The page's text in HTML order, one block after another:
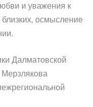
и уважения к
осмысление
Далматовской
Мерзлякова